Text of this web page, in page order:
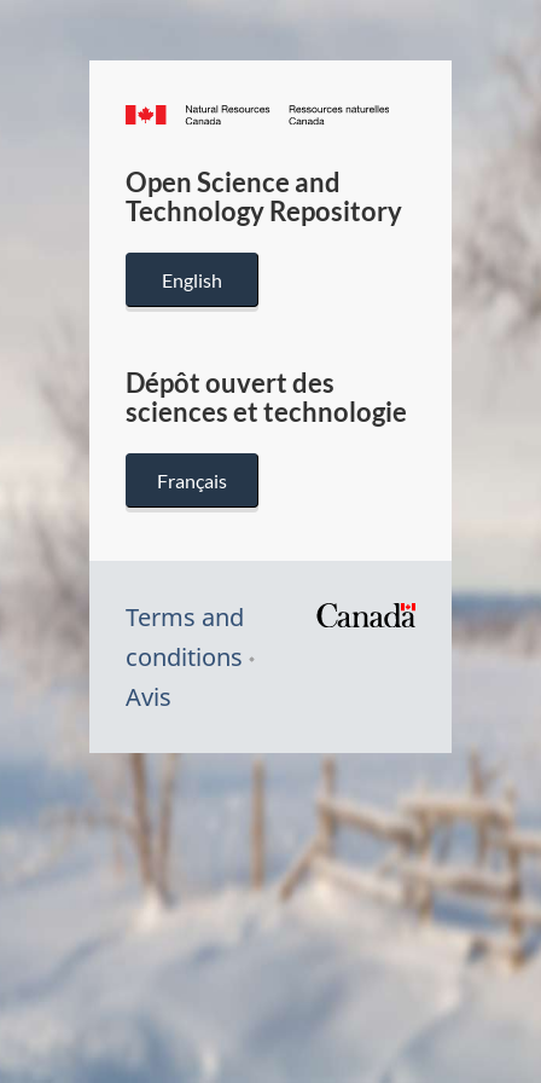
Canada.ca
/
Canada
Open Science and
Technology Repository
English
Dépôt ouvert des
sciences et technologie
Français
Terms and
conditions
Avis
Symbole
Canada